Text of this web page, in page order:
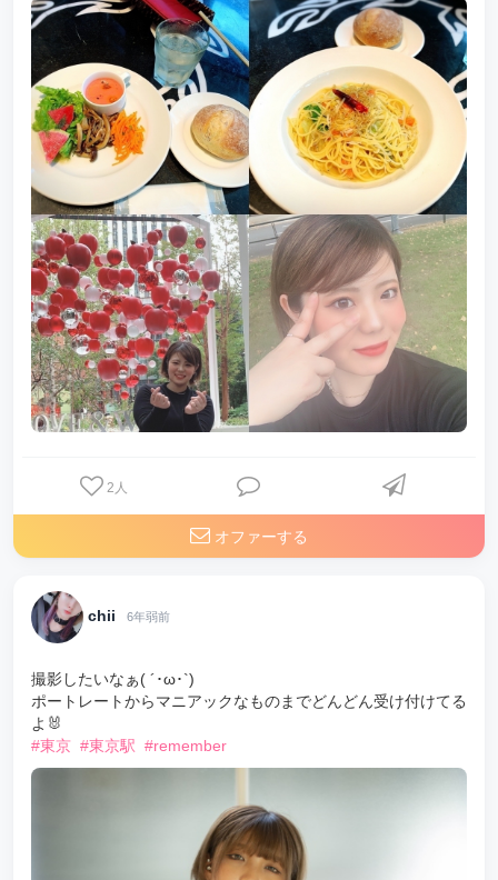
2 人
オファーする
chii 6年弱前
撮影したいなぁ( ´･ω･`)
ポートレートからマニアックなものまでどんどん受け付けてる
よ🐰
#東京 #東京駅 #remember